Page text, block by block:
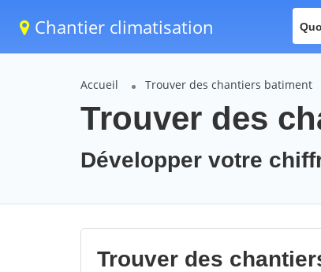
Chantier climatisation
Accueil Trouver des chantiers batiment
Trouver des
Développer votre
Trouver des